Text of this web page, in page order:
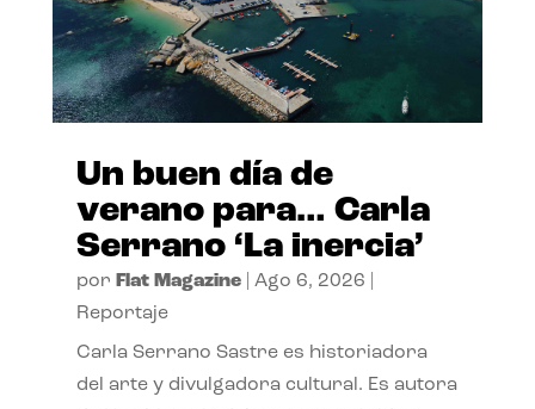
Un buen día de
verano para… Carla
Serrano ‘La inercia’
por Flat Magazine| Ago 6, 2026
Reportaje
Carla Serrano Sastre es historiadora
del arte y divulgadora cultural. Es autora